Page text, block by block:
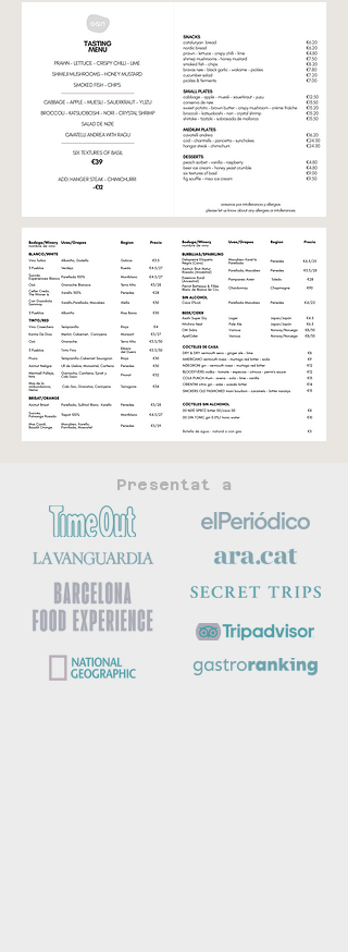
Presentat a